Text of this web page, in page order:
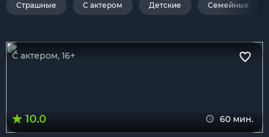
Страшные С актером Детские Семейные
С актером, 16+
10.0 60 мин.